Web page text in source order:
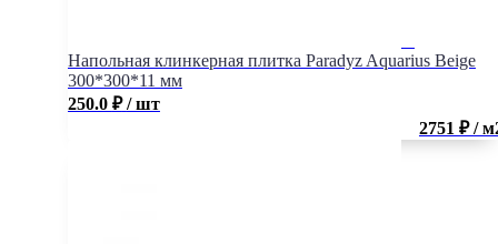
Напольная клинкерная плитка Paradyz Aquarius Beige
300*300*11 мм
250.0 ₽ / шт
2751 ₽ /